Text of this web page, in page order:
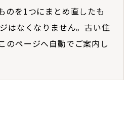
のを1つにまとめ直したも
はなくなりません。古い住
のページへ自動でご案内し